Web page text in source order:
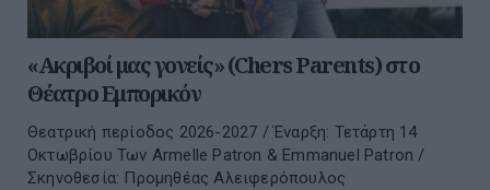
«Ακριβοί μας γονείς» (Chers Parents) στο
Θέατρο Εμπορικόν
Θεατρική περίοδος 2026-2027 / Έναρξη: Τετάρτη 14
Οκτωβρίου Των Armelle Patron & Emmanuel Patron /
Σκηνοθεσία: Προμηθέας Αλειφερόπουλος